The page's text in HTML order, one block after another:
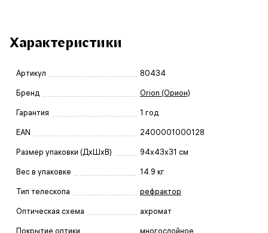
Характеристики
Артикул 80434
Бренд Orion (Орион)
Гарантия 1 год
EAN 2400001000128
Размер упаковки (ДxШxВ) 94x43x31 см
Вес в упаковке 14.9 кг
Тип телескопа рефрактор
Оптическая схема ахромат
Покрытие оптики многослойное